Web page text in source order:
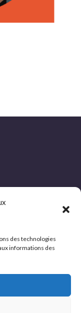
des technologies
informations des